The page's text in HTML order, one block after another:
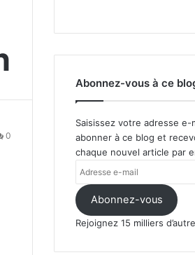
0
Abonnez-vous à ce
Saisissez votre adresse e-
abonner à ce blog et
chaque nouvel article par
Adresse
e-
mail Abonnez-vous
Rejoignez 15 milliers